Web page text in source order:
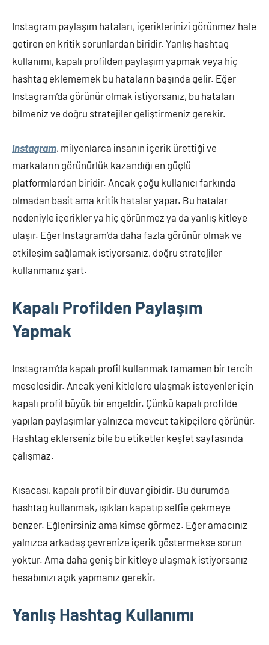
Instagram paylaşım hataları, içeriklerinizi görünmez hale
getiren en kritik sorunlardan biridir. Yanlış hashtag
kullanımı, kapalı profilden paylaşım yapmak veya hiç
hashtag eklememek bu hataların başında gelir. Eğer
Instagram’da görünür olmak istiyorsanız, bu hataları
bilmeniz ve doğru stratejiler geliştirmeniz gerekir.
Instagram, milyonlarca insanın içerik ürettiği ve
markaların görünürlük kazandığı en güçlü
platformlardan biridir. Ancak çoğu kullanıcı farkında
olmadan basit ama kritik hatalar yapar. Bu hatalar
nedeniyle içerikler ya hiç görünmez ya da yanlış kitleye
ulaşır. Eğer Instagram’da daha fazla görünür olmak ve
etkileşim sağlamak istiyorsanız, doğru stratejiler
kullanmanız şart.
Kapalı Profilden Paylaşım
Yapmak
Instagram’da kapalı profil kullanmak tamamen bir tercih
meselesidir. Ancak yeni kitlelere ulaşmak isteyenler için
kapalı profil büyük bir engeldir. Çünkü kapalı profilde
yapılan paylaşımlar yalnızca mevcut takipçilere görünür.
Hashtag eklerseniz bile bu etiketler keşfet sayfasında
çalışmaz.
Kısacası, kapalı profil bir duvar gibidir. Bu durumda
hashtag kullanmak, ışıkları kapatıp selfie çekmeye
benzer. Eğlenirsiniz ama kimse görmez. Eğer amacınız
yalnızca arkadaş çevrenize içerik göstermekse sorun
yoktur. Ama daha geniş bir kitleye ulaşmak istiyorsanız
hesabınızı açık yapmanız gerekir.
Yanlış Hashtag Kullanımı